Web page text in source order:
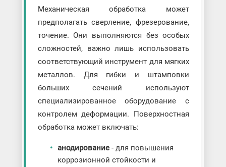
Механическая обработка может
предполагать сверление, фрезерование,
точение. Они выполняются без особых
сложностей, важно лишь использовать
соответствующий инструмент для мягких
металлов. Для гибки и штамповки
больших сечений используют
специализированное оборудование с
контролем деформации. Поверхностная
обработка может включать:
анодирование- для повышения
коррозионной стойкости и